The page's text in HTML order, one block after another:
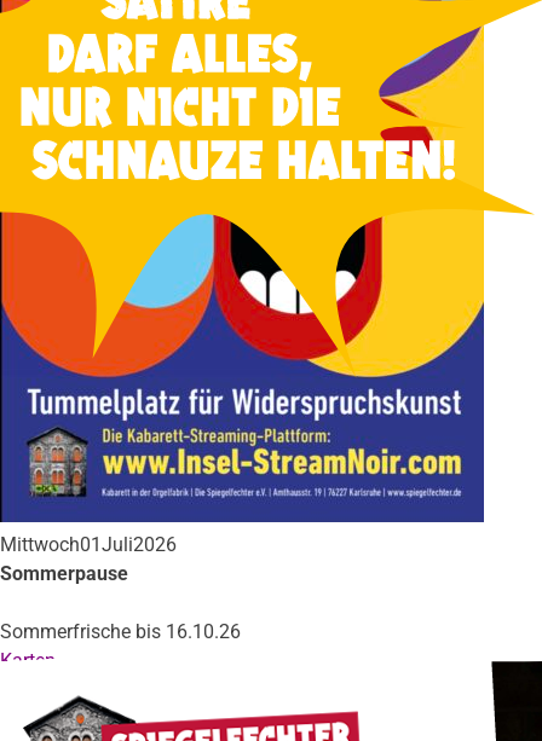
Mittwoch01Juli2026
Sommerpause
Sommerfrische bis 16.10.26
Karten